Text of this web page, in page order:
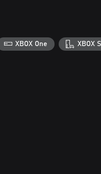
XBOX One XBOX